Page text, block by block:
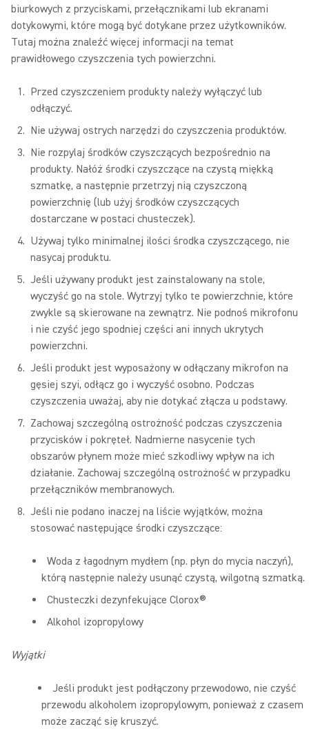
biurkowych z przyciskami, przełącznikami lub ekranami
dotykowymi, które mogą być dotykane przez użytkowników.
Tutaj można znaleźć więcej informacji na temat
prawidłowego czyszczenia tych powierzchni.
Przed czyszczeniem produkty należy wyłączyć lub
odłączyć.
Nie używaj ostrych narzędzi do czyszczenia produktów.
Nie rozpylaj środków czyszczących bezpośrednio na
produkty. Nałóż środki czyszczące na czystą miękką
szmatkę, a następnie przetrzyj nią czyszczoną
powierzchnię (lub użyj środków czyszczących
dostarczane w postaci chusteczek).
Używaj tylko minimalnej ilości środka czyszczącego, nie
nasycaj produktu.
Jeśli używany produkt jest zainstalowany na stole,
wyczyść go na stole. Wytrzyj tylko te powierzchnie, które
zwykle są skierowane na zewnątrz. Nie podnoś mikrofonu
i nie czyść jego spodniej części ani innych ukrytych
powierzchni.
Jeśli produkt jest wyposażony w odłączany mikrofon na
gęsiej szyi, odłącz go i wyczyść osobno. Podczas
czyszczenia uważaj, aby nie dotykać złącza u podstawy.
Zachowaj szczególną ostrożność podczas czyszczenia
przycisków i pokręteł. Nadmierne nasycenie tych
obszarów płynem może mieć szkodliwy wpływ na ich
działanie. Zachowaj szczególną ostrożność w przypadku
przełączników membranowych.
Jeśli nie podano inaczej na liście wyjątków, można
stosować następujące środki czyszczące:
Woda z łagodnym mydłem (np. płyn do mycia naczyń),
którą następnie należy usunąć czystą, wilgotną szmatką.
Chusteczki dezynfekujące Clorox®
Alkohol izopropylowy
Wyjątki
Jeśli produkt jest podłączony przewodowo, nie czyść
przewodu alkoholem izopropylowym, ponieważ z czasem
może zacząć się kruszyć.